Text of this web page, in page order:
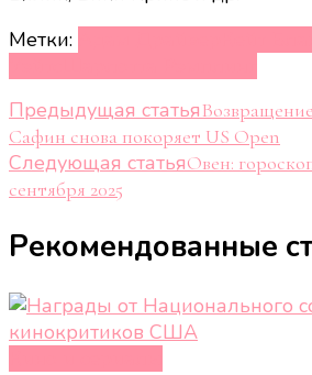
Метки:
Навигация
по
записям
Предыдущая статья
Сафин снова покоряет US Open
Следующая статьяОвен:
сентября 2025
Рекомендованные